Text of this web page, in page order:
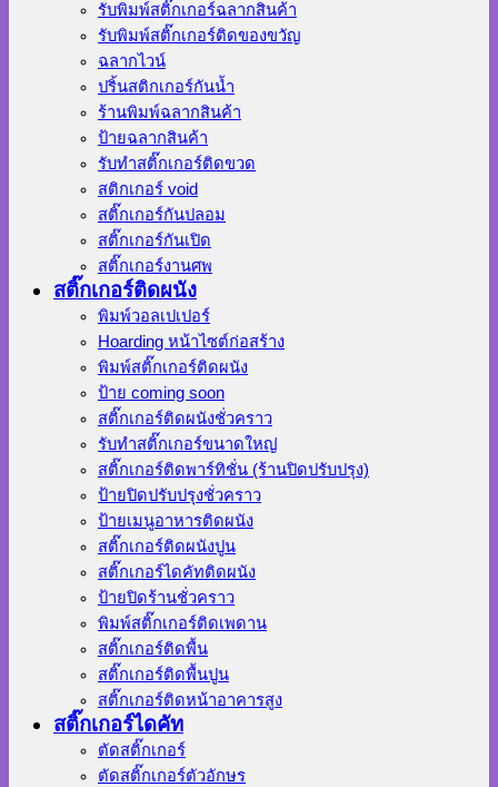
รับพิมพ์สติ๊กเกอร์ฉลากสินค้า
รับพิมพ์สติ๊กเกอร์ติดของขวัญ
ฉลากไวน์
ปริ้นสติกเกอร์กันน้ำ
ร้านพิมพ์ฉลากสินค้า
ป้ายฉลากสินค้า
รับทำสติ๊กเกอร์ติดขวด
สติกเกอร์ void
สติ๊กเกอร์กันปลอม
สติ๊กเกอร์กันเปิด
สติ๊กเกอร์งานศพ
สติ๊กเกอร์ติดผนัง
พิมพ์วอลเปเปอร์
Hoarding หน้าไซต์ก่อสร้าง
พิมพ์สติ๊กเกอร์ติดผนัง
ป้าย coming soon
สติ๊กเกอร์ติดผนังชั่วคราว
รับทำสติ๊กเกอร์ขนาดใหญ่
สติ๊กเกอร์ติดพาร์ทิชั่น (ร้านปิดปรับปรุง)
ป้ายปิดปรับปรุงชั่วคราว
ป้ายเมนูอาหารติดผนัง
สติ๊กเกอร์ติดผนังปูน
สติ๊กเกอร์ไดคัทติดผนัง
ป้ายปิดร้านชั่วคราว
พิมพ์สติ๊กเกอร์ติดเพดาน
สติ๊กเกอร์ติดพื้น
สติ๊กเกอร์ติดพื้นปูน
สติ๊กเกอร์ติดหน้าอาคารสูง
สติ๊กเกอร์ไดคัท
ตัดสติ๊กเกอร์
ตัดสติ๊กเกอร์ตัวอักษร